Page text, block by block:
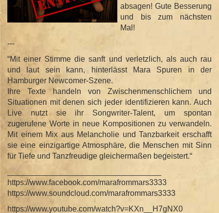
absagen! Gute Besserung
und bis zum nächsten
Mal!
---
“Mit einer Stimme die sanft und verletzlich, als auch rau
und laut sein kann, hinterlässt Mara Spuren in der
Hamburger Newcomer-Szene.
Ihre Texte handeln von Zwischenmenschlichem und
Situationen mit denen sich jeder identifizieren kann. Auch
Live nutzt sie ihr Songwriter-Talent, um spontan
zugerufene Worte in neue Kompositionen zu verwandeln.
Mit einem Mix aus Melancholie und Tanzbarkeit erschafft
sie eine einzigartige Atmosphäre, die Menschen mit Sinn
für Tiefe und Tanzfreudige gleichermaßen begeistert.“
___________________________________
https://www.facebook.com/marafrommars3333
https://www.soundcloud.com/marafrommars3333
https://www.youtube.com/watch?v=KXn__H7gNX0